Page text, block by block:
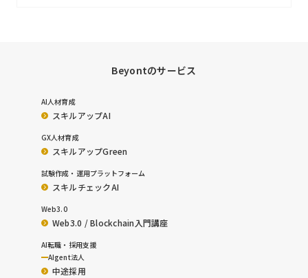
Beyontのサービス
AI人材育成
スキルアップAI
GX人材育成
スキルアップGreen
試験作成・運用プラットフォーム
スキルチェックAI
Web3.0
Web3.0 / Blockchain入門講座
AI転職・採用支援
AIgent法人
中途採用